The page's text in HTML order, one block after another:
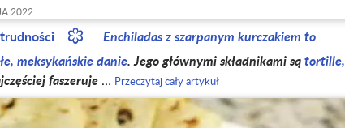
2022
Enchiladas z szarpanym kurczakiem to
meksykańskie danie. Jego głównymi składnikami sątortille,
faszeruje … Przeczytaj cały artykuł